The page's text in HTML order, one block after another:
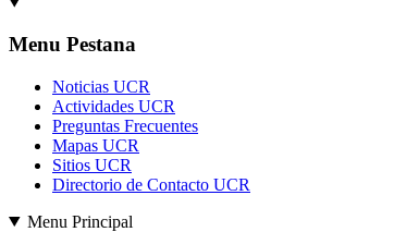
Menu Pestana
Noticias UCR
Actividades UCR
Preguntas Frecuentes
Mapas UCR
Sitios UCR
Directorio de Contacto UCR
Menu Principal